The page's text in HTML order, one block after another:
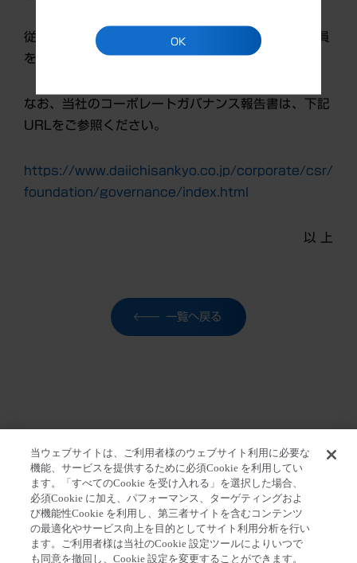
ホーム > 報道関係者の皆さま > プレスリリース >
社外取締役の兼職に関する一部報道について
従って当社は、社外取締役・社外監査役が他社の役員
を兼務することを制限しておりません。
なお、当社のコーポレートガバナンス報告書は、下記
URLをご参照ください。
https://www.daiichisankyo.co.jp/corporate/csr/
foundation/governance/index.html
以 上
一覧へ戻る
OK
当ウェブサイトは、ご利用者様のウェブサイト利用に必要な
機能、サービスを提供するために必須Cookie を利用してい
ます。「すべてのCookie を受け入れる」を選択した場合、
必須Cookie に加え、パフォーマンス、ターゲティングおよ
び機能性Cookie を利用し、第三者サイトを含むコンテンツ
の最適化やサービス向上を目的としてサイト利用分析を行い
ます。ご利用者様は当社のCookie 設定ツールによりいつで
も同意を撤回し、Cookie 設定を変更することができます。